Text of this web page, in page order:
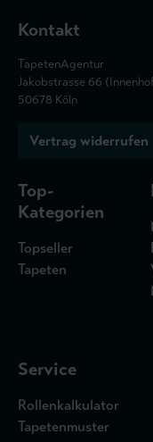
Kontakt
TapetenAgentur
Jakobstrasse 66
50678 Köln
Vertrag widerrufen
Top-
Kategorien
Topseller
Tapeten
Service
Rollenkalkulator
Tapetenmuster